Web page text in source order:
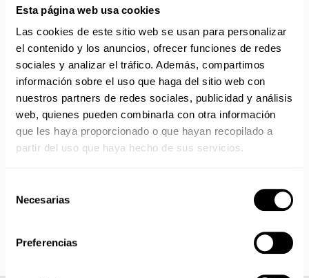
Esta página web usa cookies
Las cookies de este sitio web se usan para personalizar
el contenido y los anuncios, ofrecer funciones de redes
sociales y analizar el tráfico. Además, compartimos
información sobre el uso que haga del sitio web con
nuestros partners de redes sociales, publicidad y análisis
web, quienes pueden combinarla con otra información
que les haya proporcionado o que hayan recopilado a
partir del uso que haya hecho de sus servicios.
Necesarias
Preferencias
Canarias, Baleares, Ceuta y Melilla.
ENVÍOS EN AGOSTO
No realizamos envíos del 10 al 21 de agosto.
Reanudamos envíos el día 24 de agosto para productos
con disponibilidad 24/48 horas.
Si adquieres productos con distinto plazo de entrega, el
pedido se envía cuando está completo.
Los productos sin disponibilidad 24 horas serán servidos a
partir de la fecha indicada en cada producto según fábrica.
reanudan las personalizaciones por orden de compra a